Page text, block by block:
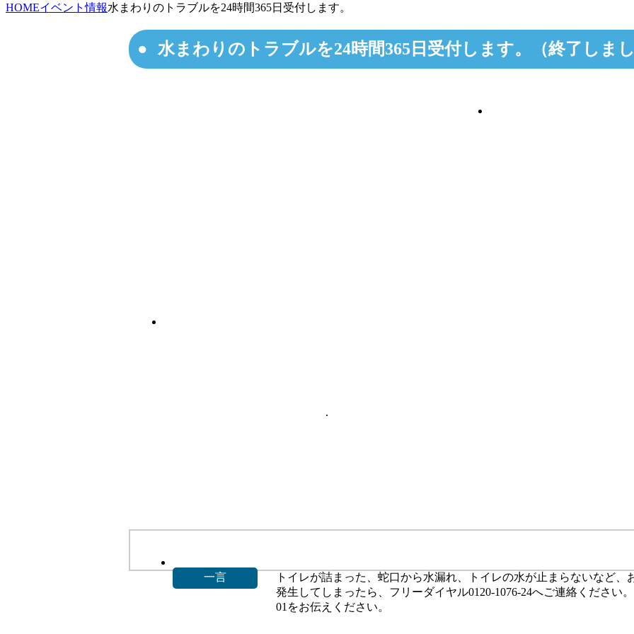
HOMEイベント情報水まわりのトラブルを24時間365日受付します。
水まわりのトラブルを24時間365日受付します。（終了しま
一言
トイレが詰まった、蛇口から水漏れ、トイレの水が止まらないなど
発生してしまったら、フリーダイヤル0120-1076-24へご連絡ください
01をお伝えください。